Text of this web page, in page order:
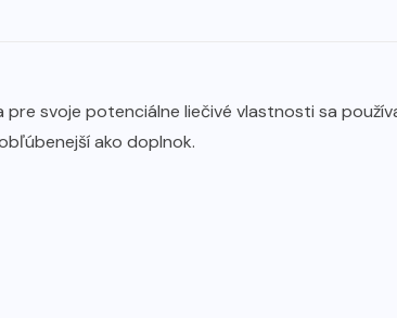
svoje potenciálne liečivé vlastnosti sa
ako doplnok.